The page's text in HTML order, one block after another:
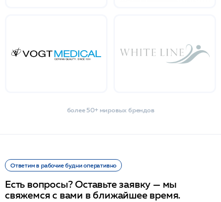
более 50+ мировых брендов
Ответим в рабочие будни оперативно
Есть вопросы? Оставьте заявку — мы
свяжемся с вами в ближайшее время.